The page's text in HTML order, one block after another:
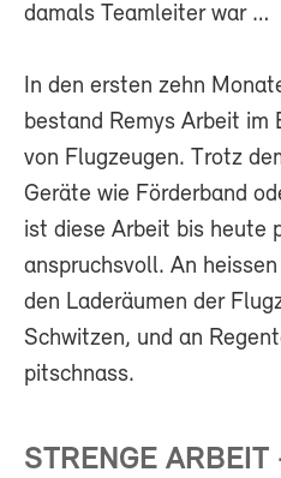
damals Teamleiter war …
In den ersten zehn
bestand Remys Arbeit im
von Flugzeugen. Trotz
Geräte wie Förderband
ist diese Arbeit bis heute
anspruchsvoll. An
den Laderäumen der
Schwitzen, und an
pitschnass.
STRENGE